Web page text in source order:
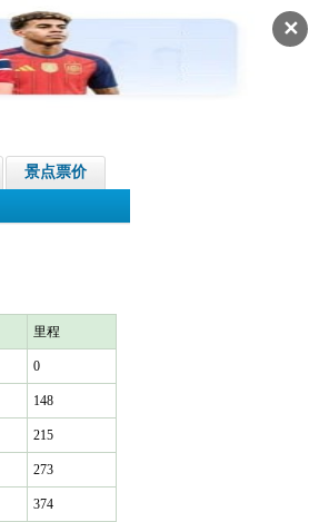
✕
景点票价
里程
0
148
215
273
374